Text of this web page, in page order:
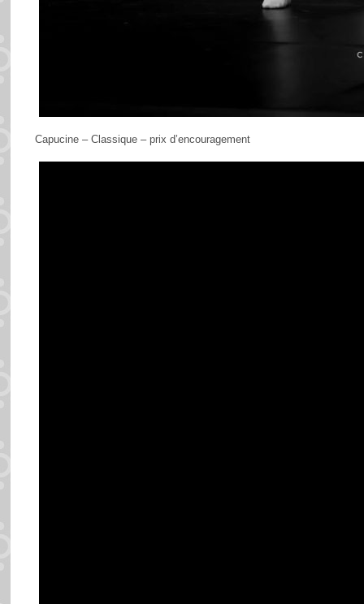
Capucine – Classique – prix d’encouragement